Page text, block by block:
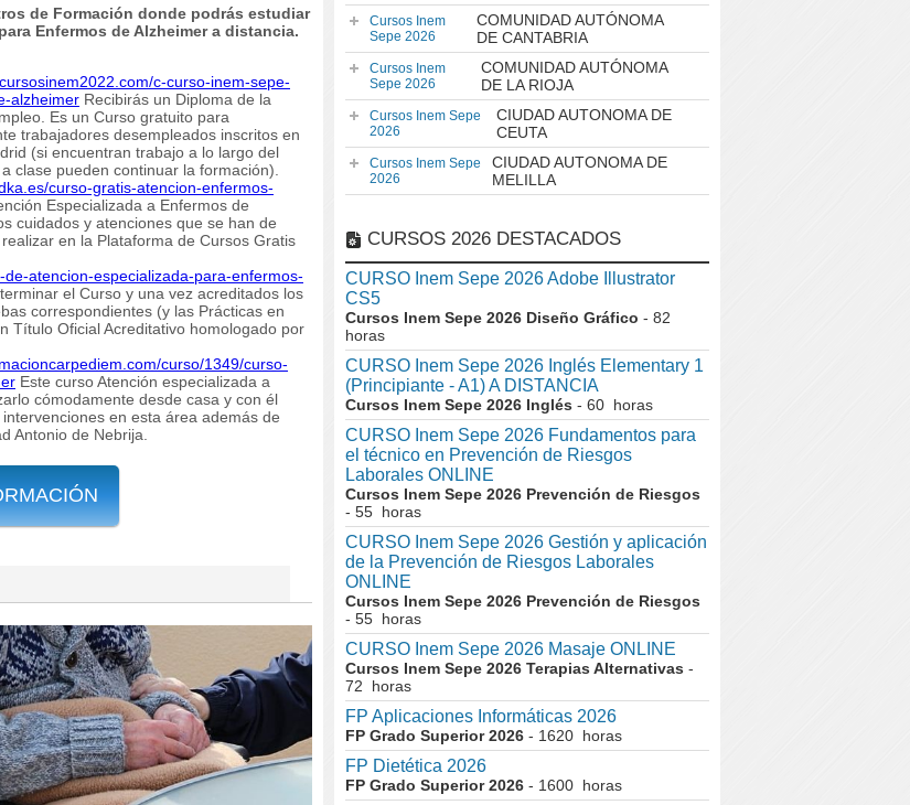
de Formación donde podrás estudiar
Enfermos de Alzheimer a distancia.
c-curso-inem-sepe-
alzheimer Recibirás un Diploma de la
Es un Curso gratuito para
trabajadores desempleados inscritos en
(si encuentran trabajo a lo largo del
clase pueden continuar la formación).
curso-gratis-atencion-enfermos-
Especializada a Enfermos de
cuidados y atenciones que se han de
en la Plataforma de Cursos Gratis
atencion-especializada-para-enfermos-
el Curso y una vez acreditados los
correspondientes (y las Prácticas en
Título Oficial Acreditativo homologado por
curso/1349/curso-
Este curso Atención especializada a
cómodamente desde casa y con él
en esta área además de
Antonio de Nebrija.
Cursos Inem
Sepe 2026
COMUNIDAD AUTÓNOMA
DE CANTABRIA
Cursos Inem
Sepe 2026
COMUNIDAD AUTÓNOMA
DE LA RIOJA
Cursos Inem Sepe
2026
CIUDAD AUTONOMA DE
CEUTA
Cursos Inem Sepe
2026
CIUDAD AUTONOMA DE
MELILLA
CURSOS 2026 DESTACADOS
CURSO Inem Sepe 2026 Adobe Illustrator
CS5
Cursos Inem Sepe 2026 Diseño Gráfico - 82
horas
CURSO Inem Sepe 2026 Inglés Elementary 1
(Principiante - A1) A DISTANCIA
Cursos Inem Sepe 2026 Inglés - 60 horas
CURSO Inem Sepe 2026 Fundamentos para
el técnico en Prevención de Riesgos
Laborales ONLINE
Cursos Inem Sepe 2026 Prevención de Riesgos
- 55 horas
CURSO Inem Sepe 2026 Gestión y aplicación
de la Prevención de Riesgos Laborales
ONLINE
Cursos Inem Sepe 2026 Prevención de Riesgos
- 55 horas
CURSO Inem Sepe 2026 Masaje ONLINE
Cursos Inem Sepe 2026 Terapias Alternativas -
72 horas
FP Aplicaciones Informáticas 2026
FP Grado Superior 2026 - 1620 horas
FP Dietética 2026
FP Grado Superior 2026 - 1600 horas